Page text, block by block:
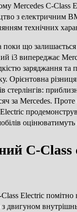
Mercedes C-Class
з електричним
технічних
поки що
i3 випереджає
заряджання та
Орієнтовна
стерлінгів:
за Mercedes.
C-Class
Electric помітно
двигуном